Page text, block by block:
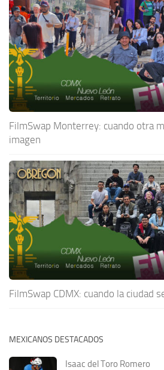
FilmSwap Monterrey: cuando otra
imagen
FilmSwap CDMX: cuando la ciudad
MEXICANOS DESTACADOS
Isaac del Toro Romero